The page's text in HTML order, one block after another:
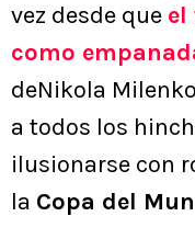
vez desde que el
como
deNikola
a todos los
ilusionarse con
la Copa del